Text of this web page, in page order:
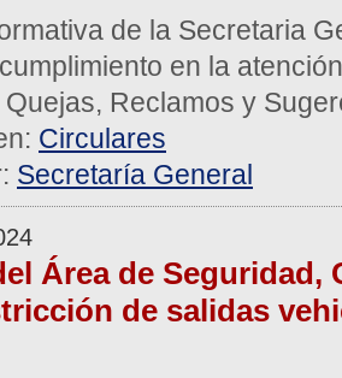
de la Secretaria
en la
Quejas, Reclamos y
Circulares
Secretaría General
Área de Seguridad,
de salidas